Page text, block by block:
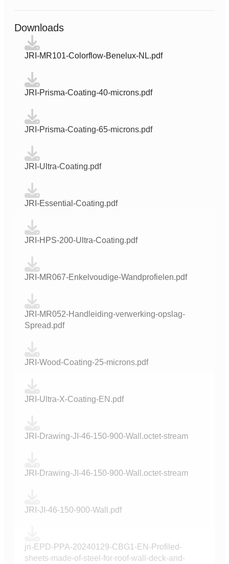
Downloads
JRI-MR101-Colorflow-Benelux-NL.pdf
JRI-Prisma-Coating-40-microns.pdf
JRI-Prisma-Coating-65-microns.pdf
JRI-Ultra-Coating.pdf
JRI-Essential-Coating.pdf
JRI-HPS-200-Ultra-Coating.pdf
JRI-MR067-Enkelvoudige-Wandprofielen.pdf
JRI-MR052-Handleiding-verwerking-opslag-
Spread.pdf
JRI-Wood-Coating-25-microns.pdf
JRI-Ultra-X-Coating-EN.pdf
JRI-Drawing-JI-46-150-900-Wall.octet-stream
JRI-Drawing-JI-46-150-900-Wall.octet-stream
JRI-JI-46-150-900-Wall.pdf
jri-EPD-PPA-20240129-CBG1-EN-Profiled-
sheets-made-of-steel-for-roof-wall-deck-and-